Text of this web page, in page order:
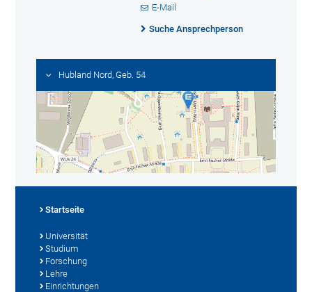
E-Mail
Suche Ansprechperson
Hubland Nord, Geb. 54
Startseite
Universität
Studium
Forschung
Lehre
Einrichtungen